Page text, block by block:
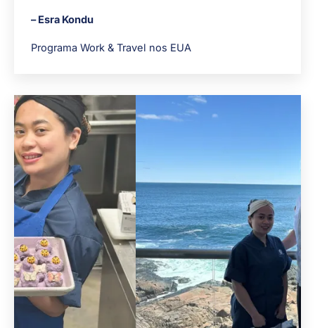
– Esra Kondu
Programa Work & Travel nos EUA